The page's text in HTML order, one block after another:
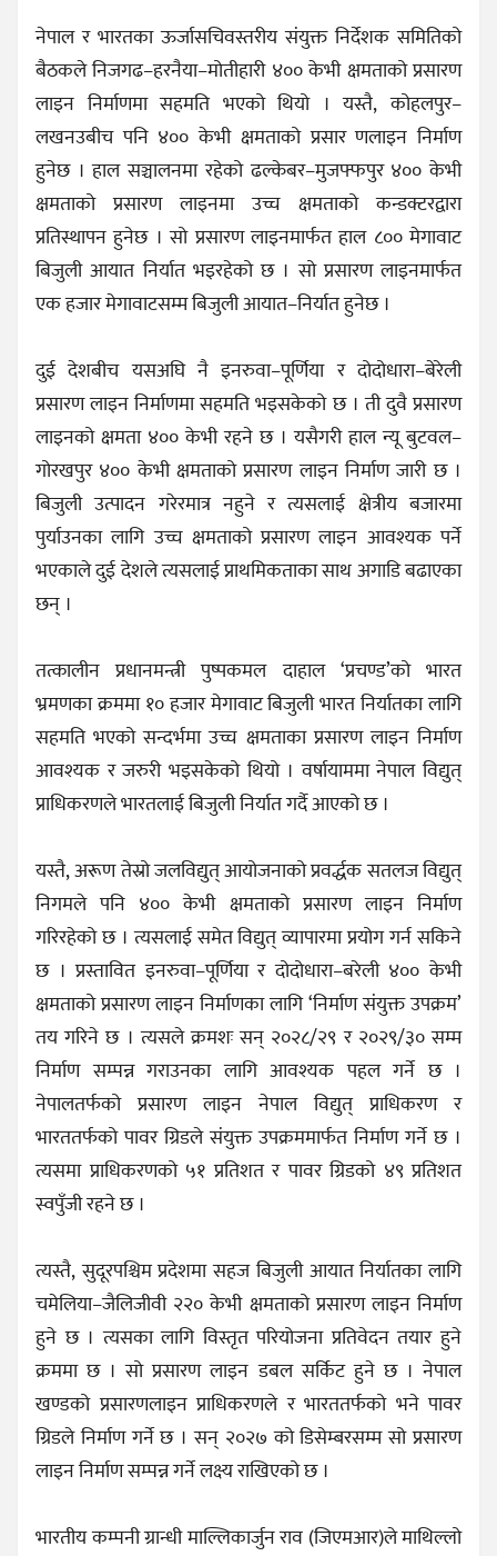
नेपाल र भारतका ऊर्जासचिवस्तरीय संयुक्त निर्देशक समितिको
बैठकले निजगढ–हरनैया–मोतीहारी ४०० केभी क्षमताको प्रसारण
लाइन निर्माणमा सहमति भएको थियो । यस्तै, कोहलपुर–
लखनउबीच पनि ४०० केभी क्षमताको प्रसार णलाइन निर्माण
हुनेछ । हाल सञ्चालनमा रहेको ढल्केबर–मुजफ्फपुर ४०० केभी
क्षमताको प्रसारण लाइनमा उच्च क्षमताको कन्डक्टरद्वारा
प्रतिस्थापन हुनेछ । सो प्रसारण लाइनमार्फत हाल ८०० मेगावाट
बिजुली आयात निर्यात भइरहेको छ । सो प्रसारण लाइनमार्फत
एक हजार मेगावाटसम्म बिजुली आयात–निर्यात हुनेछ ।
दुई देशबीच यसअघि नै इनरुवा–पूर्णिया र दोदोधारा–बेरेली
प्रसारण लाइन निर्माणमा सहमति भइसकेको छ । ती दुवै प्रसारण
लाइनको क्षमता ४०० केभी रहने छ । यसैगरी हाल न्यू बुटवल–
गोरखपुर ४०० केभी क्षमताको प्रसारण लाइन निर्माण जारी छ ।
बिजुली उत्पादन गरेरमात्र नहुने र त्यसलाई क्षेत्रीय बजारमा
पुर्याउनका लागि उच्च क्षमताको प्रसारण लाइन आवश्यक पर्ने
भएकाले दुई देशले त्यसलाई प्राथमिकताका साथ अगाडि बढाएका
छन् ।
तत्कालीन प्रधानमन्त्री पुष्पकमल दाहाल ‘प्रचण्ड’को भारत
भ्रमणका क्रममा १० हजार मेगावाट बिजुली भारत निर्यातका लागि
सहमति भएको सन्दर्भमा उच्च क्षमताका प्रसारण लाइन निर्माण
आवश्यक र जरुरी भइसकेको थियो । वर्षायाममा नेपाल विद्युत्
प्राधिकरणले भारतलाई बिजुली निर्यात गर्दै आएको छ ।
यस्तै, अरूण तेस्रो जलविद्युत् आयोजनाको प्रवर्द्धक सतलज विद्युत्
निगमले पनि ४०० केभी क्षमताको प्रसारण लाइन निर्माण
गरिरहेको छ । त्यसलाई समेत विद्युत् व्यापारमा प्रयोग गर्न सकिने
छ । प्रस्तावित इनरुवा–पूर्णिया र दोदोधारा–बरेली ४०० केभी
क्षमताको प्रसारण लाइन निर्माणका लागि ‘निर्माण संयुक्त उपक्रम’
तय गरिने छ । त्यसले क्रमशः सन् २०२८/२९ र २०२९/३० सम्म
निर्माण सम्पन्न गराउनका लागि आवश्यक पहल गर्ने छ ।
नेपालतर्फको प्रसारण लाइन नेपाल विद्युत् प्राधिकरण र
भारततर्फको पावर ग्रिडले संयुक्त उपक्रममार्फत निर्माण गर्ने छ ।
त्यसमा प्राधिकरणको ५१ प्रतिशत र पावर ग्रिडको ४९ प्रतिशत
स्वपुँजी रहने छ ।
त्यस्तै, सुदूरपश्चिम प्रदेशमा सहज बिजुली आयात निर्यातका लागि
चमेलिया–जैलिजीवी २२० केभी क्षमताको प्रसारण लाइन निर्माण
हुने छ । त्यसका लागि विस्तृत परियोजना प्रतिवेदन तयार हुने
क्रममा छ । सो प्रसारण लाइन डबल सर्किट हुने छ । नेपाल
खण्डको प्रसारणलाइन प्राधिकरणले र भारततर्फको भने पावर
ग्रिडले निर्माण गर्ने छ । सन् २०२७ को डिसेम्बरसम्म सो प्रसारण
लाइन निर्माण सम्पन्न गर्ने लक्ष्य राखिएको छ ।
भारतीय कम्पनी ग्रान्धी माल्लिकार्जुन राव (जिएमआर)ले माथिल्लो